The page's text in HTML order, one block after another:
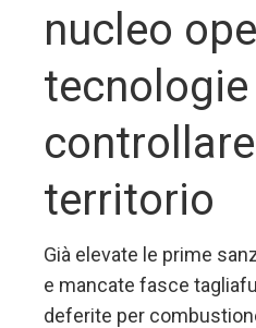
nucleo
controllare
territorio
Già elevate le prime
e mancate fasce
deferite per